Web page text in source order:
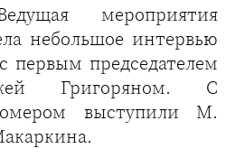
мероприятия
небольшое интервью
первым председателем
Григоряном. С
выступили М.